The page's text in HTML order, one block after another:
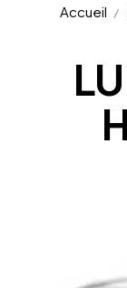
Accueil